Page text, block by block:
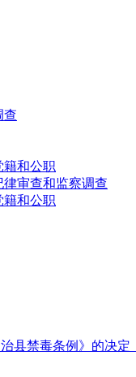
查
籍和公职
审查和监察调查
籍和公职
县禁毒条例》的决定